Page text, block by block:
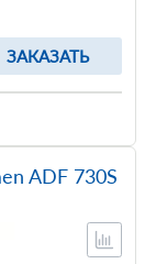
ЗАКАЗАТЬ
ADF 730S